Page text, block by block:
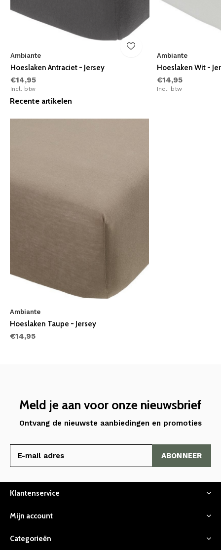
Ambiante
Hoeslaken Antraciet - Jersey
€14,95
Incl. btw
Ambiante
Hoeslaken Wit -
€14,95
Incl. btw
Recente artikelen
Ambiante
Hoeslaken Taupe - Jersey
€14,95
Meld je aan voor onze nieuwsbrief
Ontvang de nieuwste aanbiedingen en promoties
ABONNEER
Klantenservice
Mijn account
Categorieën